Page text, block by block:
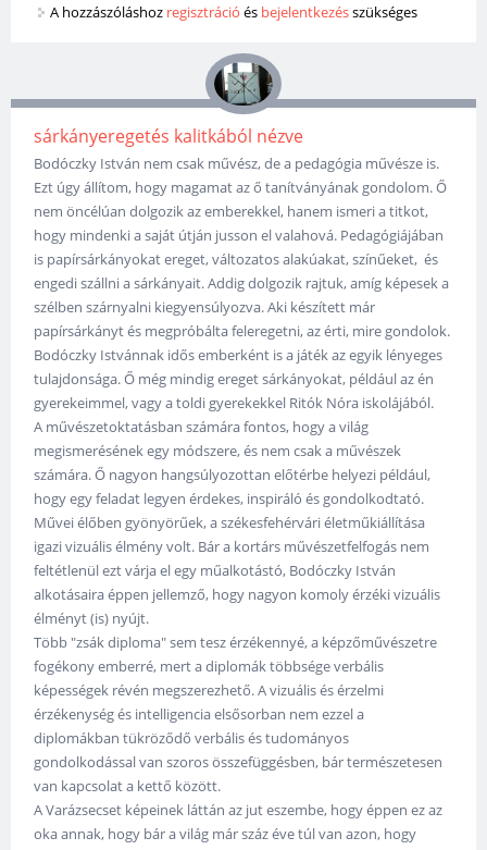
A hozzászóláshoz regisztráció és bejelentkezésszükséges
sárkányeregetés kalitkából nézve
Bodóczky István nem csak művész, de a pedagógia művésze is.
Ezt úgy állítom, hogy magamat az ő tanítványának gondolom. Ő
nem öncélúan dolgozik az emberekkel, hanem ismeri a titkot,
hogy mindenki a saját útján jusson el valahová. Pedagógiájában
is papírsárkányokat ereget, változatos alakúakat, színűeket, és
engedi szállni a sárkányait. Addig dolgozik rajtuk, amíg képesek a
szélben szárnyalni kiegyensúlyozva. Aki készített már
papírsárkányt és megpróbálta feleregetni, az érti, mire gondolok.
Bodóczky Istvánnak idős emberként is a játék az egyik lényeges
tulajdonsága. Ő még mindig ereget sárkányokat, például az én
gyerekeimmel, vagy a toldi gyerekekkel Ritók Nóra iskolájából.
A művészetoktatásban számára fontos, hogy a világ
megismerésének egy módszere, és nem csak a művészek
számára. Ő nagyon hangsúlyozottan előtérbe helyezi például,
hogy egy feladat legyen érdekes, inspiráló és gondolkodtató.
Művei élőben gyönyörűek, a székesfehérvári életműkiállítása
igazi vizuális élmény volt. Bár a kortárs művészetfelfogás nem
feltétlenül ezt várja el egy műalkotástó, Bodóczky István
alkotásaira éppen jellemző, hogy nagyon komoly érzéki vizuális
élményt (is) nyújt.
Több "zsák diploma" sem tesz érzékennyé, a képzőművészetre
fogékony emberré, mert a diplomák többsége verbális
képességek révén megszerezhető. A vizuális és érzelmi
érzékenység és intelligencia elsősorban nem ezzel a
diplomákban tükröződő verbális és tudományos
gondolkodással van szoros összefüggésben, bár természetesen
van kapcsolat a kettő között.
A Varázsecset képeinek láttán az jut eszembe, hogy éppen ez az
oka annak, hogy bár a világ már száz éve túl van azon, hogy